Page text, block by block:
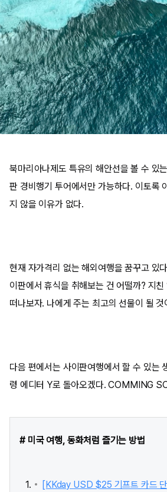
북마리아나제도 특유의 해안선을 볼 수 있
판 경비행기 투어에서만 가능하다. 이토록
지 않을 이유가 없다.
현재 자가격리 없는 해외여행을 꿈꾸고 있
이판에서 휴식을 취해보는 건 어떨까? 지
떠나보자. 나에게 주는 최고의 선물이 될 것
다음 편에서는 사이판여행에서 할 수 있는
령 에디터 Y로 돌아오겠다. COMMING
​# 미국 여행, 동화처럼 즐기는 방법
[KKday USD $25 기프트 카드